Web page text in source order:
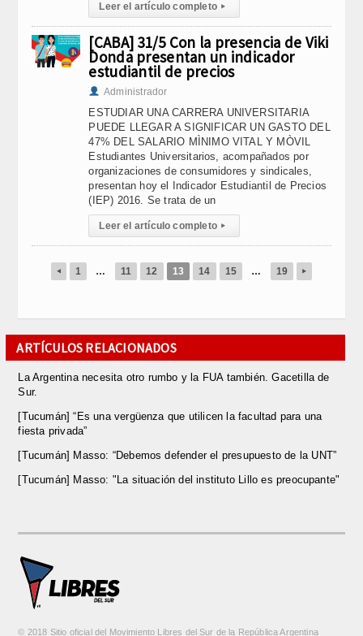
Leer el artículo completo ▸
[CABA] 31/5 Con la presencia de Viki
Donda presentan un indicador
estudiantil de precios
Administrador
ESTUDIAR UNA CARRERA UNIVERSITARIA
PUEDE LLEGAR A SIGNIFICAR UN GASTO DEL
47% DEL SALARIO MÌNIMO VITAL Y MÒVIL
Estudiantes Universitarios, acompañados por
organizaciones de consumidores y sindicales,
presentan hoy el Indicador Estudiantil de Precios
(IEP) 2016. Se trata de un
Leer el artículo completo ▸
◂ 1 … 11 12 13 14 15 … 19 ▸
ARTÍCULOS RELACIONADOS
La Argentina necesita otro rumbo y la FUA también. Gacetilla de
Sur.
[Tucumán] “Es una vergüenza que utilicen la facultad para una
fiesta privada”
[Tucumán] Masso: “Debemos defender el presupuesto de la UNT”
[Tucumán] Masso: "La situación del instituto Lillo es preocupante"
© 2018 Sitio oficial del Movimiento Libres del Sur de la República Argentina